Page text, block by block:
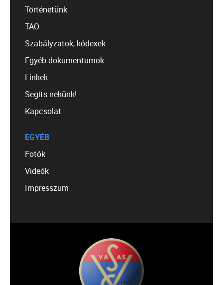
Történetünk
TAO
Szabályzatok, kódexek
Egyéb dokumentumok
Linkek
Segíts nekünk!
Kapcsolat
EGYÉB
Fotók
Videók
Impresszum